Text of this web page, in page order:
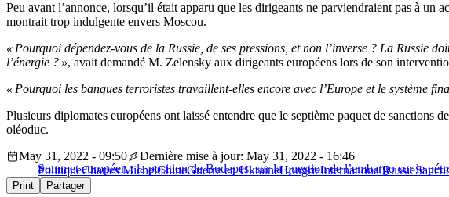
Peu avant l’annonce, lorsqu’il était apparu que les dirigeants ne parviendraient pas à
montrait trop indulgente envers Moscou.
« Pourquoi dépendez-vous de la Russie, de ses pressions, et non l’inverse ? La Russie
l’énergie ? », avait demandé M. Zelensky aux dirigeants européens lors de son
« Pourquoi les banques terroristes travaillent-elles encore avec l’Europe et le système
Plusieurs diplomates européens ont laissé entendre que le septième paquet de
oléoduc.
Sommet européen : la position de Budapest sur la question de l’embargo sur le
May 31, 2022 - 09:50
Dernière mise à jour: May 31, 2022 - 16:46
PolitiqueCharles MichelChineGuerre en UkraineHongrieInternationalRussie
Print Partager